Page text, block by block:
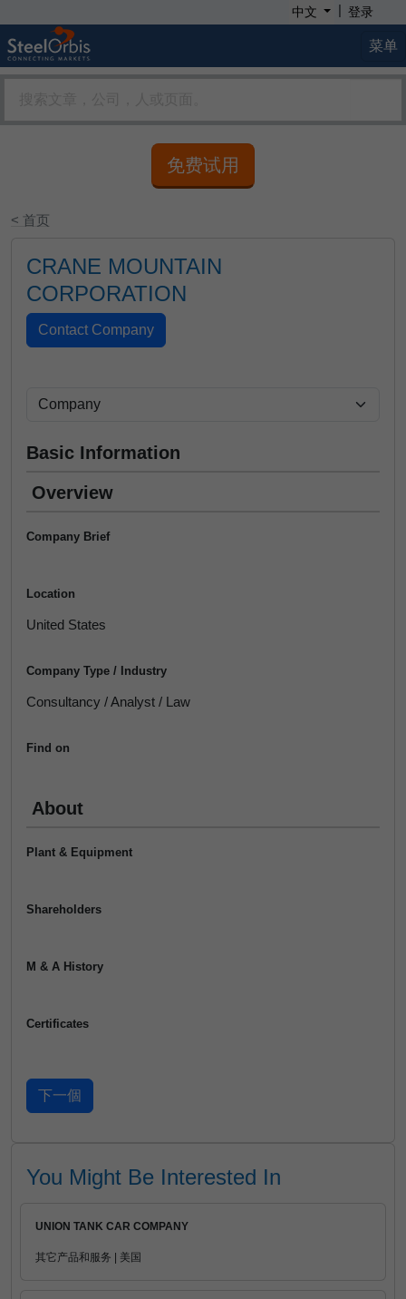
中文 | 登录
菜单
免费试用
< 首页
CRANE MOUNTAIN
CORPORATION
Basic Information
Overview
Company Brief
Location
United States
Company Type / Industry
Consultancy / Analyst / Law
Find on
About
Plant & Equipment
Shareholders
M & A History
Certificates
You Might Be Interested In
UNION TANK CAR COMPANY
其它产品和服务 | 美国